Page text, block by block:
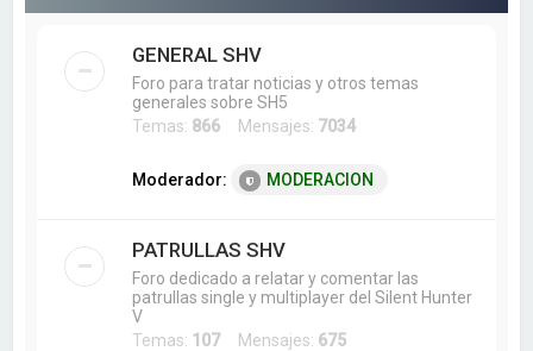
GENERAL SHV
Foro para tratar noticias y otros temas
generales sobre SH5
Temas: 866 Mensajes: 7034
Moderador: MODERACION
PATRULLAS SHV
Foro dedicado a relatar y comentar las
patrullas single y multiplayer del Silent Hunter
V
Temas: 107Mensajes: 675